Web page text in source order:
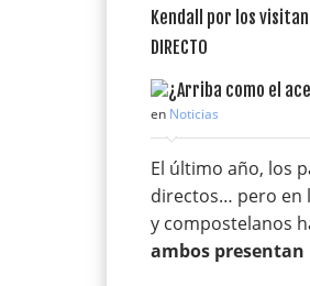
Kendall por los
DIRECTO
en Noticias
El último año, los
directos… pero en
y compostelanos
ambos presentan